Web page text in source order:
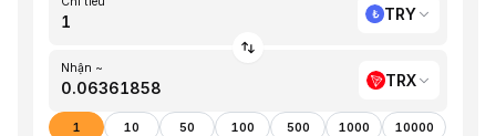
TRY
Nhận ~
TRX
1 10 50 100 500 1000 10000